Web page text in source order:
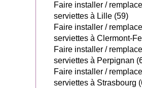
Faire installer /
serviettes à Lille (59)
Faire installer /
serviettes à Clermont-
Faire installer /
serviettes à Perpignan
Faire installer /
serviettes à Strasbourg